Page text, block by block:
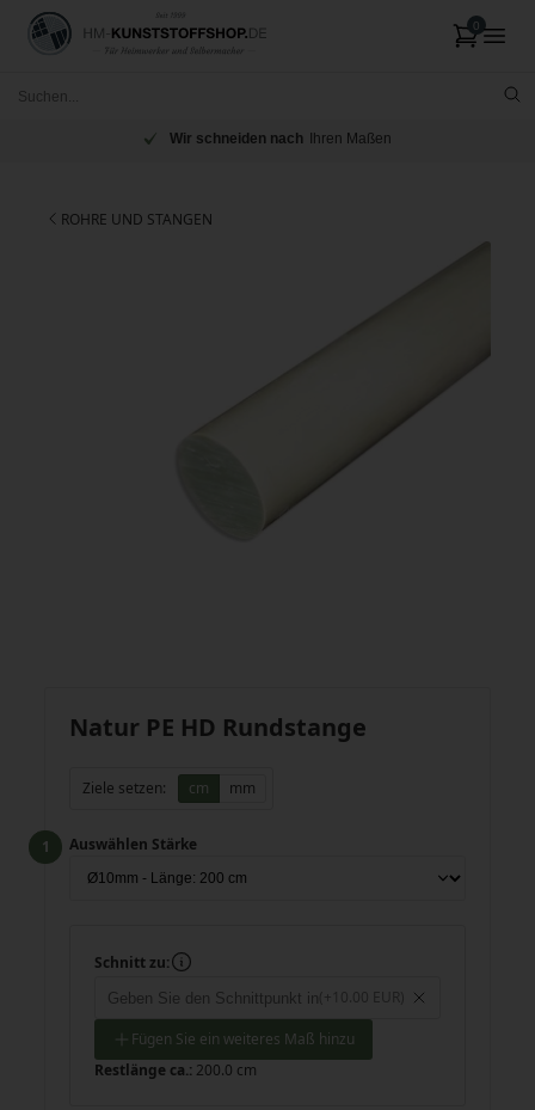
Wir schneiden nach Ihren Maßen
ROHRE UND STANGEN
Natur PE HD Rundstange
Ziele setzen: cm mm
Auswählen Stärke
Schnitt zu:
(+10.00 EUR)
Fügen Sie ein weiteres Maß hinzu
Restlänge ca.: 200.0 cm